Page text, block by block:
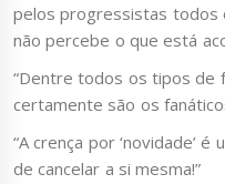
pelos progressistas todos
não percebe o que está
“Dentre todos os tipos de
certamente são os
“A crença por ‘novidade’
de cancelar a si mesma!”